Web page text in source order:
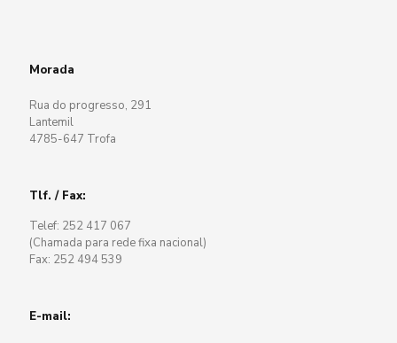
Morada
Rua do progresso, 291
Lantemil
4785-647 Trofa
Tlf. / Fax:
Telef: 252 417 067
(Chamada para rede fixa nacional)
Fax: 252 494 539
E-mail: